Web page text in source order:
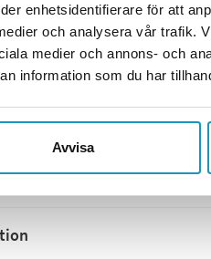
enhetsidentifierare för att
och analysera vår trafik.
medier och annons- och
information som du har
Avvisa
10 Friktion
utvecklat för scootrar och
vill använda sina fordon i